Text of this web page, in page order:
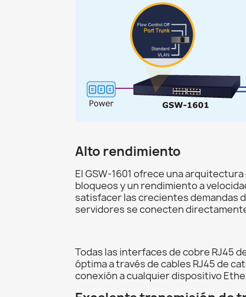
Alto rendimiento
El GSW-1601 ofrece una
bloqueos y un rendimiento a
satisfacer las crecientes demandas
servidores se conecten
Todas las interfaces de cobre RJ45
óptima a través de cables RJ45 de
conexión a cualquier dispositivo